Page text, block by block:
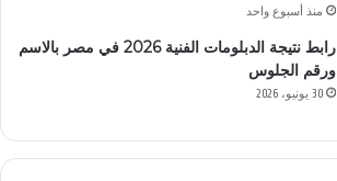
منذ أسبوع واحد
رابط نتيجة الدبلومات الفنية 2026 في مصر بالاسم
ورقم الجلوس
30 يونيو، 2026